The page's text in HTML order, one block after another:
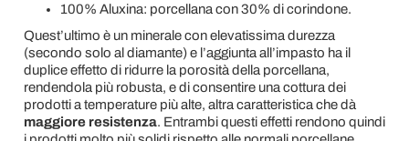
100% Aluxina: porcellana con 30% di corindone. ​
Quest’ultimo è un minerale con elevatissima durezza
(secondo solo al diamante) e l’aggiunta all’impasto ha il
duplice effetto di ridurre la porosità della porcellana,
rendendola più robusta, e di consentire una cottura dei
prodotti a temperature più alte, altra caratteristica che dà
maggiore resistenza. Entrambi questi effetti rendono quindi